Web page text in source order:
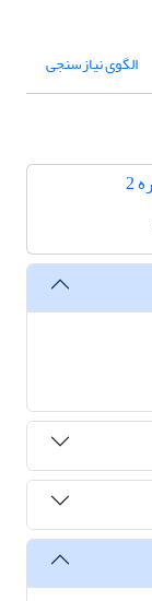
الگوی نیازسنجی